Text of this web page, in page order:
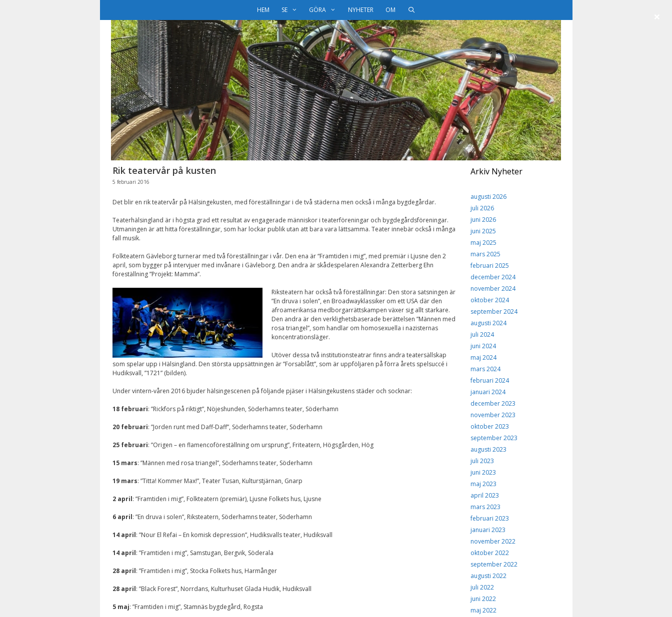
HEM SE GÖRA NYHETER OM
Rik teatervår på kusten
5 februari 2016
Det blir en rik teatervår på Hälsingekusten, med föreställningar i de två städerna men också i många bygdegårdar.
Teaterhälsingland är i högsta grad ett resultat av engagerade människor i teaterföreningar och bygdegårdsföreningar.
Utmaningen är att hitta föreställningar, som har lockar publik utan att bara vara lättsamma. Teater innebär också i många
fall musik.
Folkteatern Gävleborg turnerar med två föreställningar i vår. Den ena är “Framtiden i mig”, med premiär i Ljusne den 2
april, som bygger på intervjuer med invånare i Gävleborg. Den andra är skådespelaren Alexandra Zetterberg Ehn
föreställning ”Projekt: Mamma”.
Riksteatern har också två föreställningar: Den stora satsningen är
”En druva i solen”, en Broadwayklassiker om ett USA där den
afroamerikansa medborgarrättskampen växer sig allt starkare.
Den andra är den verklighetsbaserade berättelsen ”Männen med
rosa triangel”, som handlar om homosexuella i nazisternas
koncentrationsläger.
Utöver dessa två institutionsteatrar finns andra teatersällskap
som spelar upp i Hälsingland. Den största uppsättningen är ”Forsablått”, som är uppföljaren på förra årets spelsuccé i
Hudiksvall, ”1721” (bilden).
Under vintern-våren 2016 bjuder hälsingescenen på följande pjäser i Hälsingekustens städer och socknar:
18 februari: ”Rickfors på riktigt”, Nöjeshunden, Söderhamns teater, Söderhamn
20 februari: ”Jorden runt med Daff-Daff”, Söderhamns teater, Söderhamn
25 februari: ”Origen – en flamencoföreställning om ursprung”, Friteatern, Högsgården, Hög
15 mars: ”Männen med rosa triangel”, Söderhamns teater, Söderhamn
19 mars: ”Titta! Kommer Max!”, Teater Tusan, Kulturstjärnan, Gnarp
2 april: ”Framtiden i mig”, Folkteatern (premiär), Ljusne Folkets hus, Ljusne
6 april: ”En druva i solen”, Riksteatern, Söderhamns teater, Söderhamn
14 april: ”Nour El Refai – En komisk depression”, Hudiksvalls teater, Hudiksvall
14 april: ”Framtiden i mig”, Samstugan, Bergvik, Söderala
28 april: ”Framtiden i mig”, Stocka Folkets hus, Harmånger
28 april: ”Black Forest”, Norrdans, Kulturhuset Glada Hudik, Hudiksvall
5 maj: ”Framtiden i mig”, Stamnäs bygdegård, Rogsta
Arkiv Nyheter
augusti 2026
juli 2026
juni 2026
juni 2025
maj 2025
mars 2025
februari 2025
december 2024
november 2024
oktober 2024
september 2024
augusti 2024
juli 2024
juni 2024
maj 2024
mars 2024
februari 2024
januari 2024
december 2023
november 2023
oktober 2023
september 2023
augusti 2023
juli 2023
juni 2023
maj 2023
april 2023
mars 2023
februari 2023
januari 2023
november 2022
oktober 2022
september 2022
augusti 2022
juli 2022
juni 2022
maj 2022
Nödvändiga
bort. De behövs
för att
ska fungera.
Statistik
För att vi ska
hemsidans
funktionalitet
baserat på
Upplevelse